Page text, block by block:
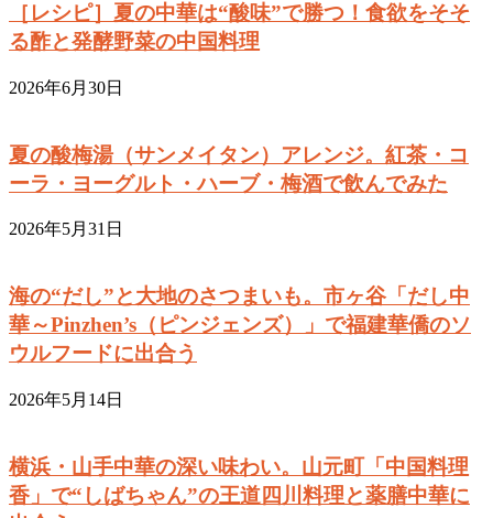
［レシピ］夏の中華は“酸味”で勝つ！食欲をそそ
る酢と発酵野菜の中国料理
2026年6月30日
夏の酸梅湯（サンメイタン）アレンジ。紅茶・コ
ーラ・ヨーグルト・ハーブ・梅酒で飲んでみた
2026年5月31日
海の“だし”と大地のさつまいも。市ヶ谷「だし中
華～Pinzhen’s（ピンジェンズ）」で福建華僑のソ
ウルフードに出合う
2026年5月14日
横浜・山手中華の深い味わい。山元町「中国料理
香」で“しばちゃん”の王道四川料理と薬膳中華に